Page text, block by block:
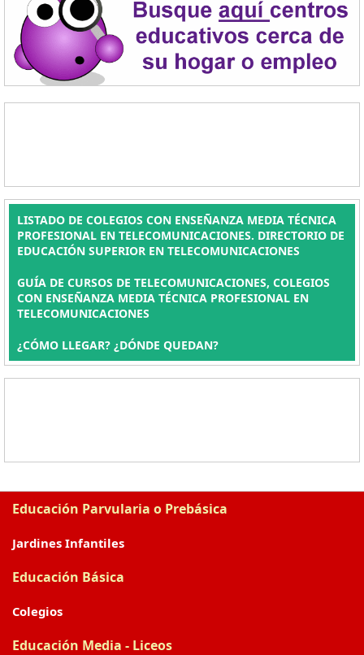
LISTADO DE COLEGIOS CON ENSEÑANZA MEDIA TÉCNICA
PROFESIONAL EN TELECOMUNICACIONES. DIRECTORIO DE
EDUCACIÓN SUPERIOR EN TELECOMUNICACIONES
GUÍA DE CURSOS DE TELECOMUNICACIONES, COLEGIOS
CON ENSEÑANZA MEDIA TÉCNICA PROFESIONAL EN
TELECOMUNICACIONES
¿CÓMO LLEGAR? ¿DÓNDE QUEDAN?
Educación Parvularia o Prebásica
Jardines Infantiles
Educación Básica
Colegios
Educación Media - Liceos